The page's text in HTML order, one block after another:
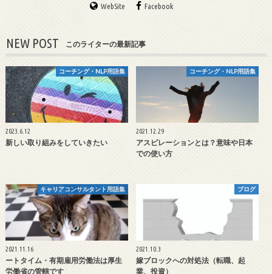
WebSite Facebook
NEW POST このライターの最新記事
コーチング・NLP用語集
2023.6.12
新しい取り組みをしていきたい
コーチング・NLP用語集
2021.12.29
アスピレーションとは？意味や日本
での使い方
キャリアコンサルタント用語集
2021.11.16
ートタイム・有期雇用労働法は厚生
労働省の管轄です
ブログ
2021.10.3
嫁ブロックへの対処法（転職、起
業、投資）